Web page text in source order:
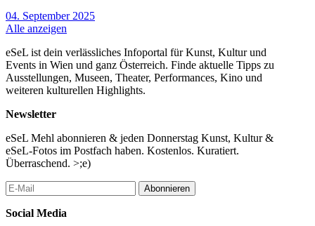
04. September 2025
Alle anzeigen
eSeL ist dein verlässliches Infoportal für Kunst, Kultur und
Events in Wien und ganz Österreich. Finde aktuelle Tipps zu
Ausstellungen, Museen, Theater, Performances, Kino und
weiteren kulturellen Highlights.
Newsletter
eSeL Mehl abonnieren & jeden Donnerstag Kunst, Kultur &
eSeL-Fotos im Postfach haben. Kostenlos. Kuratiert.
Überraschend. >;e)
Abonnieren
Social Media